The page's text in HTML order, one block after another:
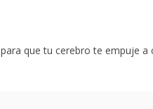
que tu cerebro te empuje